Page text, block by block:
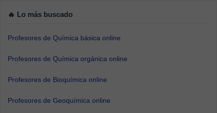
🔥 Lo más buscado
Profesores de Química básica online
Profesores de Química orgánica online
Profesores de Bioquímica online
Profesores de Geoquímica online